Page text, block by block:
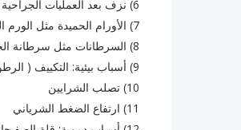
6) نزف بعد العمليات الجراحية على الوجه
7) الأورام الحميدة مثل الورم الوعائي العضلي السليم عند الشباب
8) السرطانات مثل سرطانة الخلايا الشائكة scc
9) أسباب بيئية: التكييف ( الرطوبة ،الحرارة)
10) تصلب الشرايين
11) ارتفاع الضغط الشرياني